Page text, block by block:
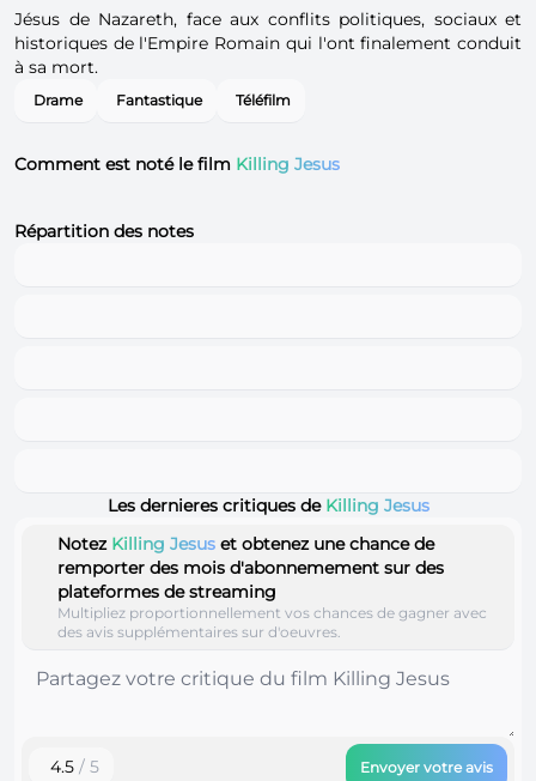
Jésus de Nazareth, face aux conflits politiques, sociaux et
historiques de l'Empire Romain qui l'ont finalement conduit
à sa mort.
Drame Fantastique Téléfilm
Comment est noté le film Killing Jesus
Répartition des notes
Les dernieres critiques de Killing Jesus
Notez Killing Jesus et obtenez une chance de
remporter des mois d'abonnemement sur des
plateformes de streaming
Multipliez proportionnellement vos chances de gagner avec
des avis supplémentaires sur d'oeuvres.
4.5 / 5 Envoyer votre avis